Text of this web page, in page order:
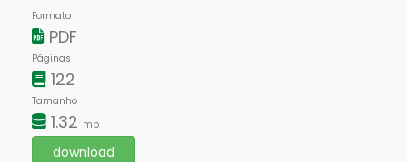
Formato
PDF
Páginas
122
Tamanho
1.32 mb
download